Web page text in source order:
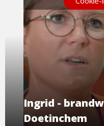
Ingrid -
Doetinchem